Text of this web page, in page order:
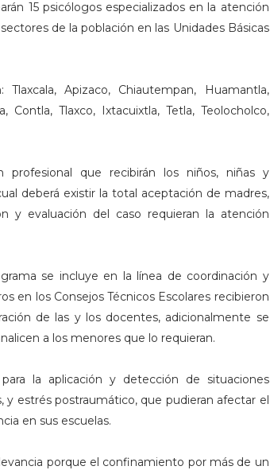
15 psicólogos especializados en la atención
de la población en las Unidades Básicas
Apizaco, Chiautempan, Huamantla,
Tlaxco, Ixtacuixtla, Tetla, Teolocholco,
profesional que recibirán los niños, niñas y
deberá existir la total aceptación de madres,
y evaluación del caso requieran la atención
se incluye en la línea de coordinación y
en los Consejos Técnicos Escolares recibieron
de las y los docentes, adicionalmente se
a los menores que lo requieran.
la aplicación y detección de situaciones
y estrés postraumático, que pudieran afectar el
en sus escuelas.
porque el confinamiento por más de un